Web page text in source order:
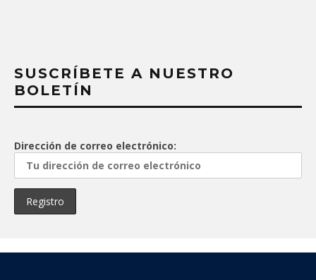
SUSCRÍBETE A NUESTRO
BOLETÍN
Dirección de correo electrónico: